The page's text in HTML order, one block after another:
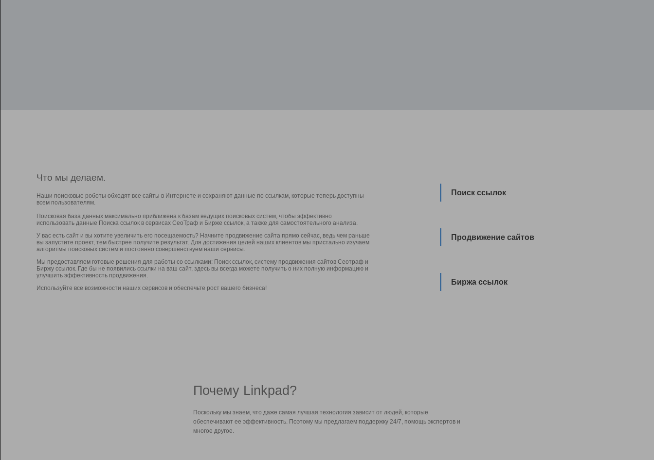
Что мы делаем.
Наши поисковые роботы обходят все сайты в Интернете и сохраняют данные по ссылкам, которые теперь доступны
всем пользователям.
Поисковая база данных максимально приближена к базам ведущих поисковых систем, чтобы эффективно
использовать данные Поиска ссылок в сервисах СеоТраф и Бирже ссылок, а также для самостоятельного анализа.
У вас есть сайт и вы хотите увеличить его посещаемость? Начните продвижение сайта прямо сейчас, ведь чем раньше
вы запустите проект, тем быстрее получите результат. Для достижения целей наших клиентов мы пристально изучаем
алгоритмы поисковых систем и постоянно совершенствуем наши сервисы.
Мы предоставляем готовые решения для работы со ссылками: Поиск ссылок, систему продвижения сайтов Сеотраф и
Биржу ссылок. Где бы не появились ссылки на ваш сайт, здесь вы всегда можете получить о них полную информацию и
улучшить эффективность продвижения.
Используйте все возможности наших сервисов и обеспечьте рост вашего бизнеса!
Поиск ссылок
Продвижение сайтов
Биржа ссылок
Почему Linkpad?
Поскольку мы знаем, что даже самая лучшая технология зависит от людей, которые
обеспечивают ее эффективность. Поэтому мы предлагаем поддержку 24/7, помощь экспертов и
многое другое.